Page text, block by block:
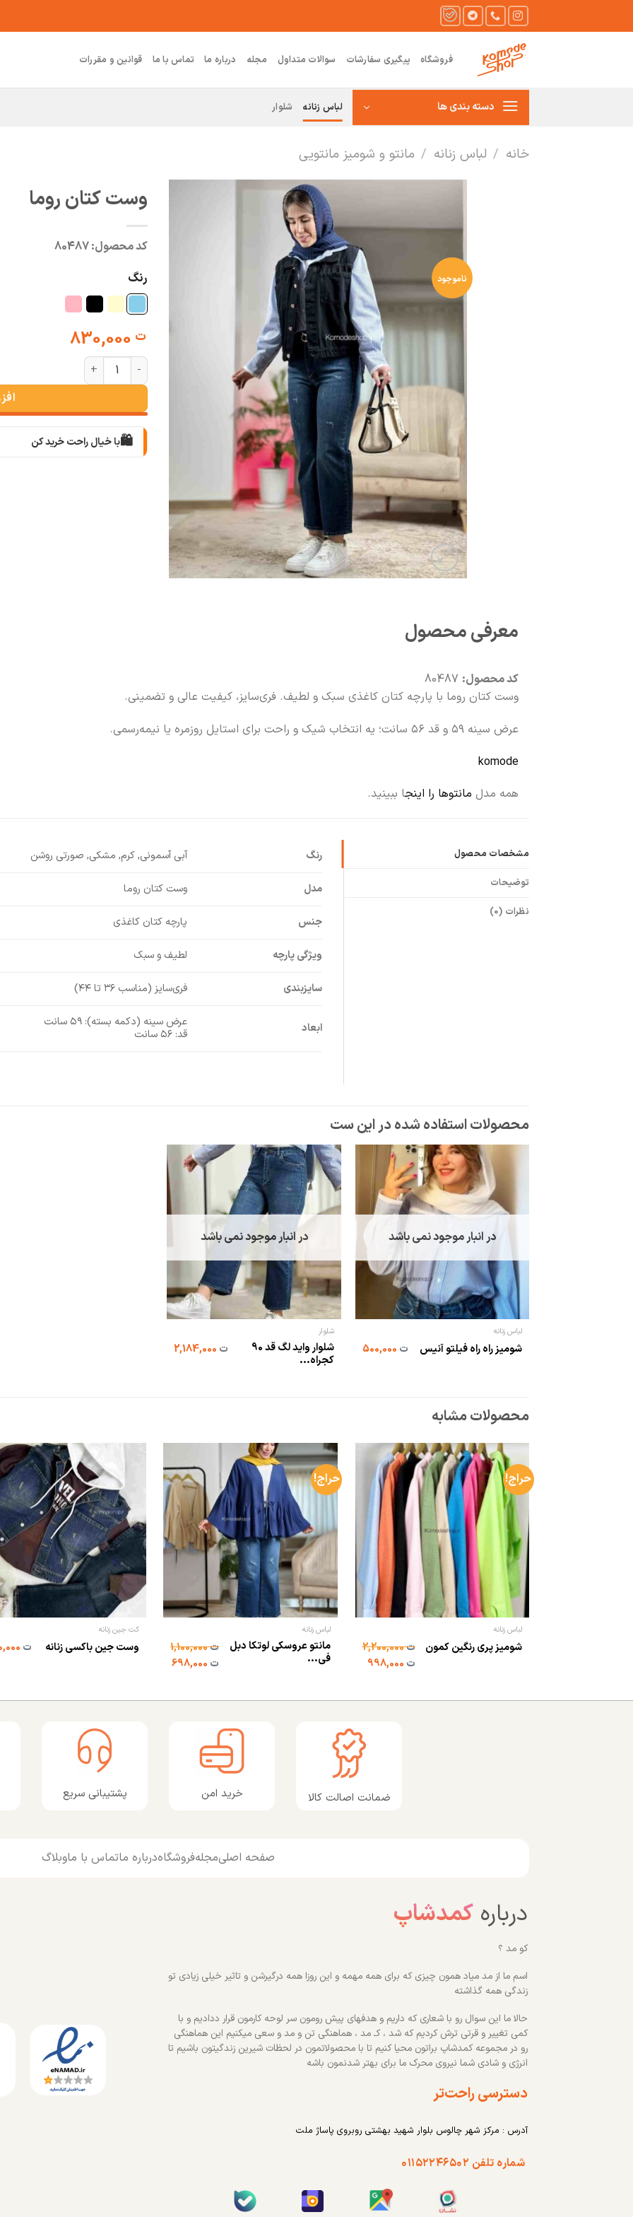
فروشگاه پیگیری سفارشات سوالات متداول مجله درباره ما تماس با ما قوانین و مقررات
دسته بندی ها لباس زنانه شلوار
خانه / لباس زنانه / مانتو و شومیز مانتویی
ناموجود
وست کتان روما
کد محصول:80487
رنگ
ت
وست کتان روما عدد
🛍️با خیال راحت خرید کن
معرفی محصول
کد محصول: 80487
وست کتان روما با پارچه کتان کاغذی سبک و لطیف. فری‌سایز، کیفیت عالی و تضمینی.
عرض سینه ۵۹ و قد ۵۶ سانت؛ یه انتخاب شیک و راحت برای استایل روزمره یا نیمه‌رسمی.
komode
همه مدل مانتوها را اینجا ببینید.
مشخصات محصول
توضیحات
نظرات (0)
رنگ آبی آسمونی, کرم, مشکی, صورتی روشن
مدل وست کتان روما
جنس پارچه کتان کاغذی
ویژگی پارچه لطیف و سبک
سایزبندی فری‌سایز (مناسب ۳۶ تا ۴۴)
ابعاد
عرض سینه (دکمه بسته): ۵۹ سانت
قد: ۵۶ سانت
در انبار موجود نمی باشد
لباس زنانه
شومیز راه راه فیلتو آنیس ت
در انبار موجود نمی باشد
شلوار
شلوار واید لگ قد 90
کجراه...
ت
محصولات مشابه
حراج!
لباس زنانه
شومیز پری رنگین کمون ت2,200,000
ت
حراج!
لباس زنانه
مانتو عروسکی لوتکا دبل
فی...
ت1,100,000
ت
کت جین زنانه
وست جین باکسی زنانه ت
ضمانت اصالت کالا خرید امن پشتیبانی سریع
صفحه اصلیمجلهفروشگاهدرباره ماتماس با ماوبلاگ
دربارهکمدشاپ
کو مد ؟
اسم ما از مد میاد همون چیزی که برای همه مهمه و این روزا همه درگیرشن و تاثیر خیلی زیادی تو
زندگی همه گذاشته
حالا ما این سوال رو با شعاری که داریم و هدفهای پیش رومون سر لوحه کارمون قرار ددادیم و با
کمی تغییر و قرتی ترش کردیم که شد ، کـ مد ، هماهنگی تن و مد و سعی میکنیم این هماهنگی
رو در مجموعه کمدشاپ براتون محیا کنیم تا با محصولاتمون در لحظات شیرین زندگیتون باشیم تا
انرژی و شادی شما نیروی محرک ما برای بهتر شدنمون باشه
دسترسی راحت‌تر
آدرس : مرکز شهر چالوس بلوار شهید بهشتی روبروی پاساژ ملت
شماره تلفن ۰۱۱۵۲۲۴۶۵۰۲